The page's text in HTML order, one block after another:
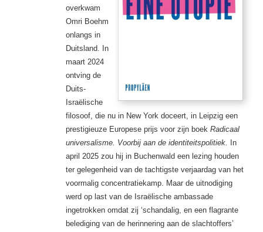
overkwam
Omri Boehm
onlangs in
Duitsland. In
maart 2024
ontving de
Duits-
Israëlische
filosoof, die nu in New York doceert, in Leipzig een
prestigieuze Europese prijs voor zijn boek Radicaal
universalisme. Voorbij aan de identiteitspolitiek.
In
april 2025 zou hij in Buchenwald een lezing houden
ter gelegenheid van de tachtigste verjaardag van het
voormalig concentratiekamp. Maar de uitnodiging
werd op last van de Israëlische ambassade
ingetrokken omdat zij ‘schandalig, en een flagrante
belediging van de herinnering aan de slachtoffers’